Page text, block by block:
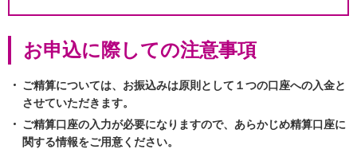
お申込に際しての注意事項
ご精算については、お振込みは原則として１つの口座への入金と
させていただきます。
ご精算口座の入力が必要になりますので、あらかじめ精算口座に
関する情報をご用意ください。